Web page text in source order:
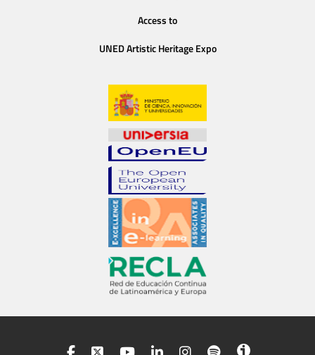
Access to
UNED Artistic Heritage Expo